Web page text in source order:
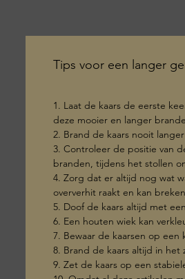
Tips voor een langer
1. Laat de kaars de eerste
deze mooier en langer
2. Brand de kaars nooit
3. Controleer de positie van
branden, tijdens het stollen
4. Zorg dat er altijd nog wat
oververhit raakt en kan
5. Doof de kaars altijd met
6. Een houten wiek kan
7. Bewaar de kaarsen op
8. Brand de kaars altijd in
9. Zet de kaars op een